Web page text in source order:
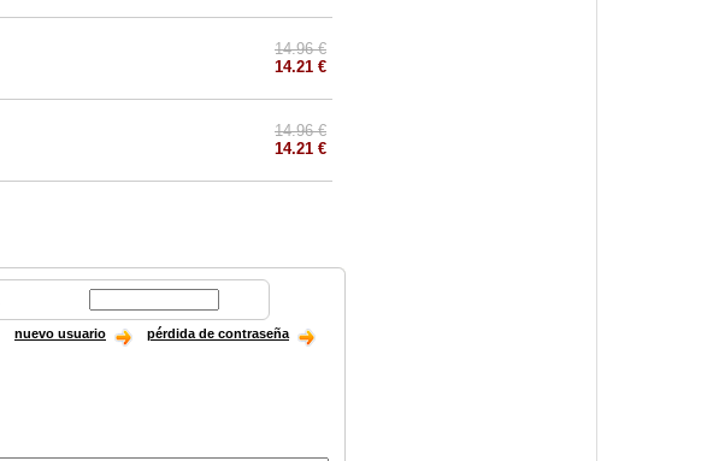
14.96 €
14.21 €
14.96 €
14.21 €
nuevo usuario pérdida de contraseña